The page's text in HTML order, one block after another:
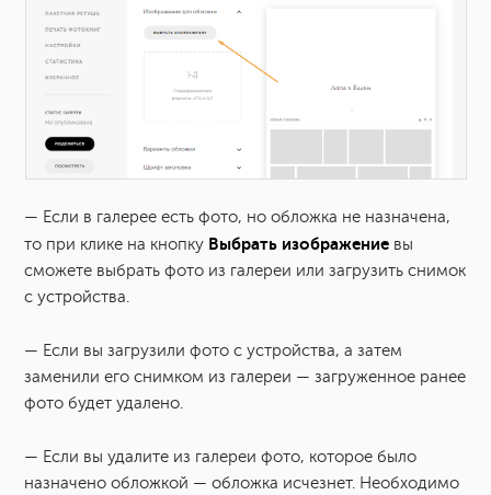
— Если в галерее есть фото, но обложка не назначена,
то при клике на кнопку Выбрать изображение вы
сможете выбрать фото из галереи или загрузить снимок
с устройства.
— Если вы загрузили фото с устройства, а затем
заменили его снимком из галереи — загруженное ранее
фото будет удалено.
— Если вы удалите из галереи фото, которое было
назначено обложкой — обложка исчезнет. Необходимо